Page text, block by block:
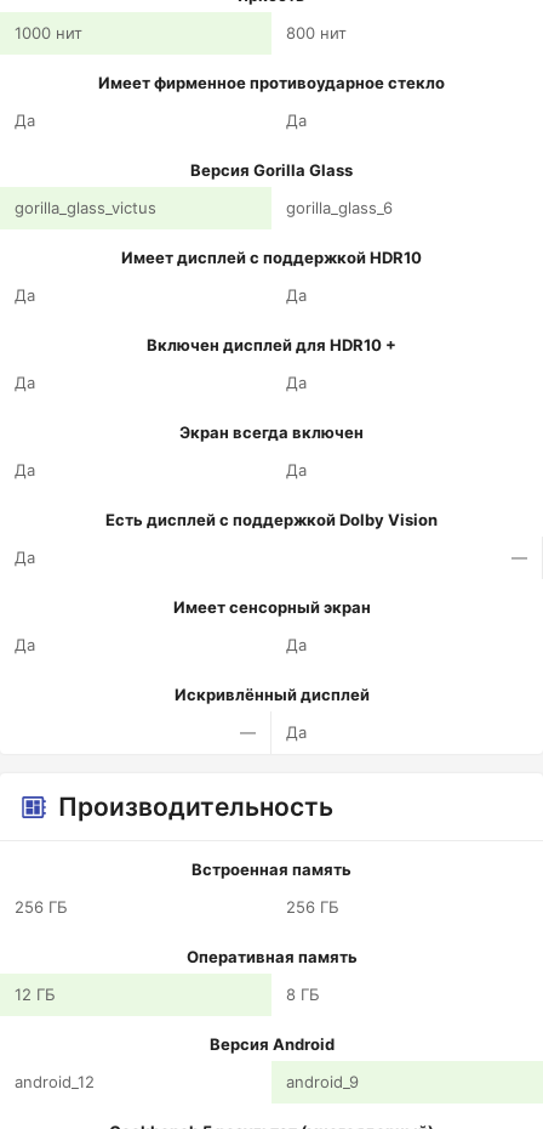
1000 нит
800 нит
Имеет фирменное противоударное стекло
Да
Да
Версия Gorilla Glass
gorilla_glass_victus
gorilla_glass_6
Имеет дисплей с поддержкой HDR10
Да
Да
Включен дисплей для HDR10 +
Да
Да
Экран всегда включен
Да
Да
Есть дисплей с поддержкой Dolby Vision
Да
—
Имеет сенсорный экран
Да
Да
Искривлённый дисплей
—
Да
Производительность
Встроенная память
256 ГБ
256 ГБ
Оперативная память
12 ГБ
8 ГБ
Версия Android
android_12
android_9